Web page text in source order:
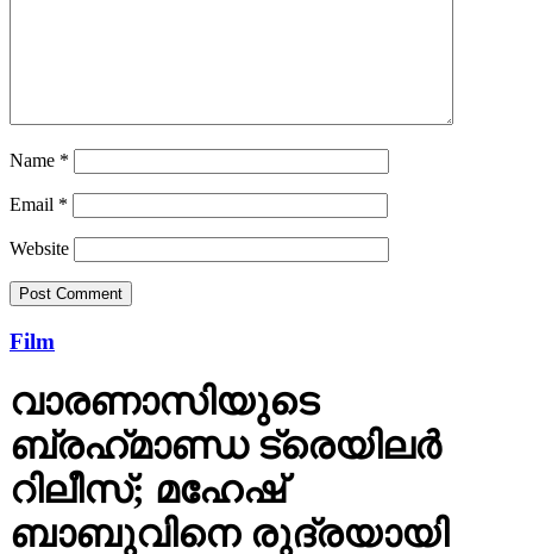
Name *
Email *
Website
Film
വാരണാസിയുടെ
ബ്രഹ്‌മാണ്ഡ ട്രെയിലര്‍
റിലീസ്; മഹേഷ്
ബാബുവിനെ രുദ്രയായി